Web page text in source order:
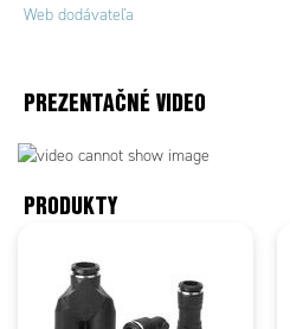
Web dodávateľa
PREZENTAČNÉ VIDEO
PRODUKTY